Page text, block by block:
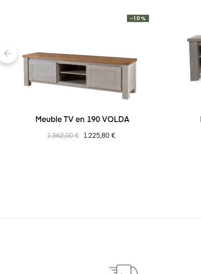
Meuble TV en 190 VOLDA
Prix
1 362,00 €
-10%
Prix
1 225,80 €